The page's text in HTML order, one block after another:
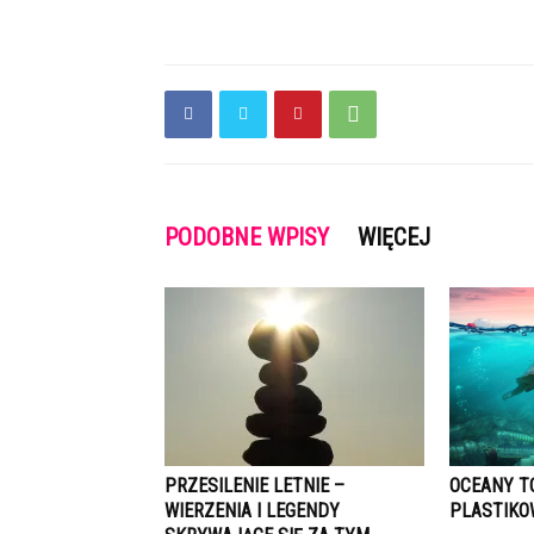
PODOBNE WPISY WIĘCEJ
PRZESILENIE LETNIE –
WIERZENIA I LEGENDY
OCEANY